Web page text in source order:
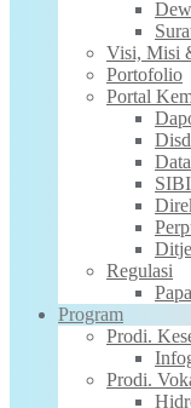
Visi, Misi
Portofolio
Portal
SIBI
Regulasi
Program
Prodi.
Prodi.